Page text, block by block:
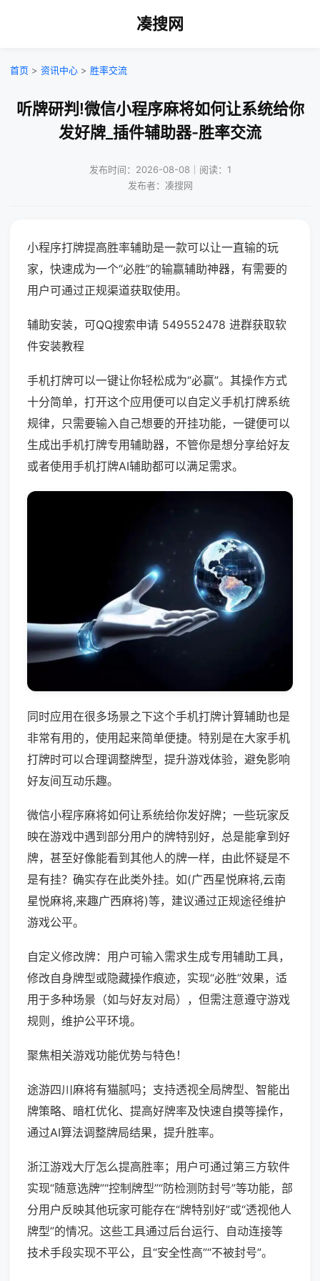
凑搜网
首页 > 资讯中心 > 胜率交流
听牌研判!微信小程序麻将如何让系统给你
发好牌_插件辅助器-胜率交流
发布时间：2026-08-08｜阅读：1
发布者：凑搜网
小程序打牌提高胜率辅助是一款可以让一直输的玩
家，快速成为一个“必胜”的输赢辅助神器，有需要的
用户可通过正规渠道获取使用。
辅助安装，可QQ搜索申请 549552478 进群获取软
件安装教程
手机打牌可以一键让你轻松成为“必赢”。其操作方式
十分简单，打开这个应用便可以自定义手机打牌系统
规律，只需要输入自己想要的开挂功能，一键便可以
生成出手机打牌专用辅助器，不管你是想分享给好友
或者使用手机打牌AI辅助都可以满足需求。
同时应用在很多场景之下这个手机打牌计算辅助也是
非常有用的，使用起来简单便捷。特别是在大家手机
打牌时可以合理调整牌型，提升游戏体验，避免影响
好友间互动乐趣。
微信小程序麻将如何让系统给你发好牌；一些玩家反
映在游戏中遇到部分用户的牌特别好，总是能拿到好
牌，甚至好像能看到其他人的牌一样，由此怀疑是不
是有挂？确实存在此类外挂。如(广西星悦麻将,云南
星悦麻将,来趣广西麻将)等，建议通过正规途径维护
游戏公平。
自定义修改牌：用户可输入需求生成专用辅助工具，
修改自身牌型或隐藏操作痕迹，实现“必胜”效果，适
用于多种场景（如与好友对局），但需注意遵守游戏
规则，维护公平环境。
聚焦相关游戏功能优势与特色！
途游四川麻将有猫腻吗；支持透视全局牌型、智能出
牌策略、暗杠优化、提高好牌率及快速自摸等操作，
通过AI算法调整牌局结果，提升胜率。
浙江游戏大厅怎么提高胜率；用户可通过第三方软件
实现“随意选牌”“控制牌型”“防检测防封号”等功能，部
分用户反映其他玩家可能存在“牌特别好”或“透视他人
牌型”的情况。这些工具通过后台运行、自动连接等
技术手段实现不平公，且“安全性高”“不被封号”。